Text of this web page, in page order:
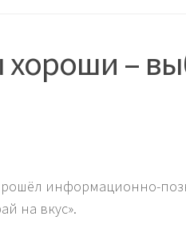
хороши –
информационно-
на вкус».